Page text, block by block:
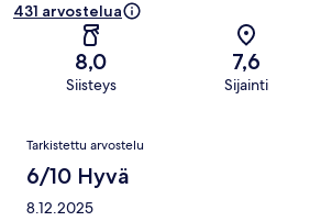
431 arvostelua
8,0
Siisteys
7,6
Sijainti
Arvostelut
Tarkistettu arvostelu
6/10 Hyvä
8.12.2025